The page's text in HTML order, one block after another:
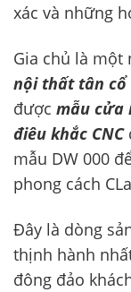
xác và những
Gia chủ là một
nội thất tân cổ
được mẫu cửa
điêu khắc CNC
mẫu DW 000
phong cách
Đây là dòng
thịnh hành
đông đảo